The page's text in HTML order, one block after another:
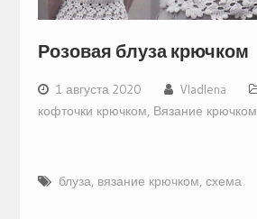
Розовая блуза крючком
1 августа 2020 Vladlena
кофточки крючком, Вязание крючком
блуза, вязание крючком, схема